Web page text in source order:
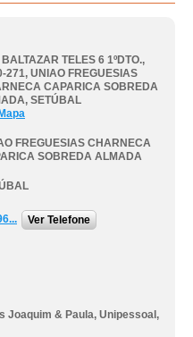
BALTAZAR TELES 6 1ºDTO.,
271, UNIAO FREGUESIAS
CAPARICA SOBREDA
, SETÚBAL
FREGUESIAS CHARNECA
SOBREDA ALMADA
Ver Telefone
Joaquim & Paula, Unipessoal,